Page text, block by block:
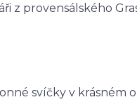
z provensálského
svíčky v krásném